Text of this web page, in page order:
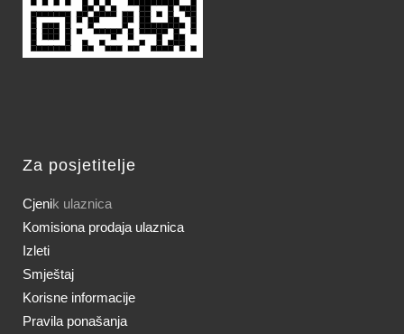
Za posjetitelje
Cjenik ulaznica
Komisiona prodaja ulaznica
Izleti
Smještaj
Korisne informacije
Pravila ponašanja